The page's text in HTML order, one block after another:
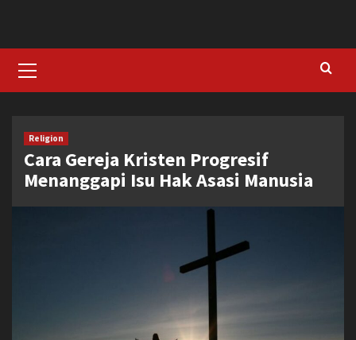
content
Menu
Religion
Cara Gereja Kristen Progresif
Menanggapi Isu Hak Asasi Manusia